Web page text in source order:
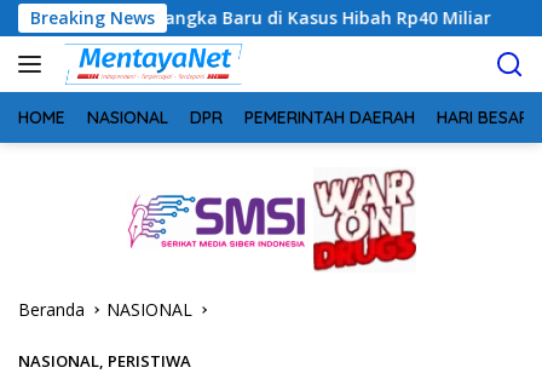
Langsung
ke
konten
Breaking News
di Kasus Hibah Rp40 Miliar Geger! 5 Komisioner
HOME NASIONAL DPR PEMERINTAH DAERAH HARI BESAR
Beranda NASIONAL
NASIONAL, PERISTIWA